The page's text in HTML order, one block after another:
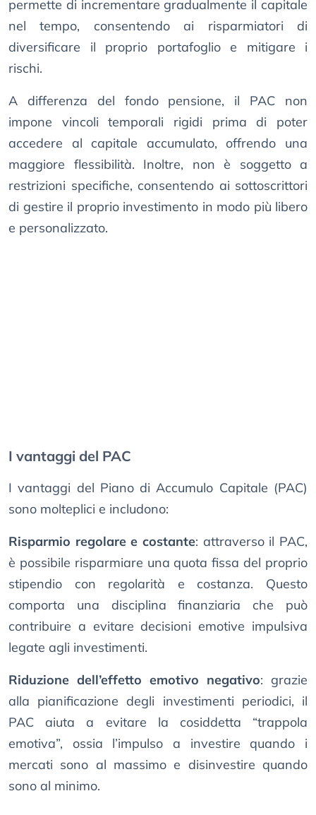
permette di incrementare gradualmente il capitale
nel tempo, consentendo ai risparmiatori di
diversificare il proprio portafoglio e mitigare i
rischi.
A differenza del fondo pensione, il PAC non
impone vincoli temporali rigidi prima di poter
accedere al capitale accumulato, offrendo una
maggiore flessibilità. Inoltre, non è soggetto a
restrizioni specifiche, consentendo ai sottoscrittori
di gestire il proprio investimento in modo più libero
e personalizzato.
I vantaggi del PAC
I vantaggi del Piano di Accumulo Capitale (PAC)
sono molteplici e includono:
Risparmio regolare e costante: attraverso il PAC,
è possibile risparmiare una quota fissa del proprio
stipendio con regolarità e costanza. Questo
comporta una disciplina finanziaria che può
contribuire a evitare decisioni emotive impulsiva
legate agli investimenti.
Riduzione dell’effetto emotivo negativo: grazie
alla pianificazione degli investimenti periodici, il
PAC aiuta a evitare la cosiddetta “trappola
emotiva”, ossia l’impulso a investire quando i
mercati sono al massimo e disinvestire quando
sono al minimo.